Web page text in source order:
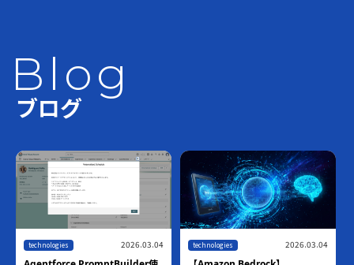
Blog
ブログ
technologies 2026.03.04 technologies 2026.03.04